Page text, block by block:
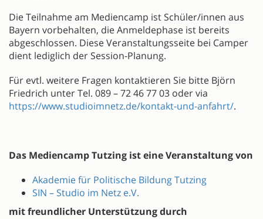
Die Teilnahme am Mediencamp ist Schüler/innen aus
Bayern vorbehalten, die Anmeldephase ist bereits
abgeschlossen. Diese Veranstaltungsseite bei Camper
dient lediglich der Session-Planung.
Für evtl. weitere Fragen kontaktieren Sie bitte Björn
Friedrich unter Tel. 089 – 72 46 77 03 oder via
https://www.studioimnetz.de/kontakt-und-anfahrt/.
Das Mediencamp Tutzing ist eine Veranstaltung von
Akademie für Politische Bildung Tutzing
SIN – Studio im Netz e.V.
mit freundlicher Unterstützung durch